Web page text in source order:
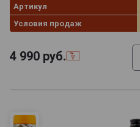
Артикул
Условия продаж
4 990 руб.